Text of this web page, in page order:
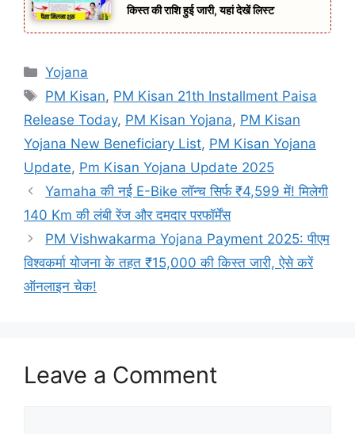
किस्त की राशि हुई जारी, यहां देखें लिस्ट
Categories
Yojana
Tags
PM Kisan, PM Kisan 21th Installment Paisa
Release Today, PM Kisan Yojana, PM Kisan
Yojana New Beneficiary List, PM Kisan Yojana
Update, Pm Kisan Yojana Update 2025
Yamaha की नई E-Bike लॉन्च सिर्फ ₹4,599 में! मिलेगी
140 Km की लंबी रेंज और दमदार परफॉर्मेंस
PM Vishwakarma Yojana Payment 2025: पीएम
विश्वकर्मा योजना के तहत ₹15,000 की किस्त जारी, ऐसे करें
ऑनलाइन चेक!
Leave a Comment